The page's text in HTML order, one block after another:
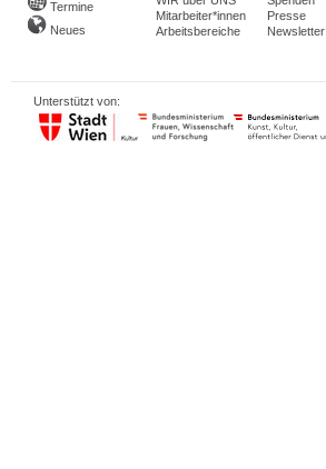
Termine
Neues
Mitarbeiter*innen
Arbeitsbereiche
Presse
Newsletter
Unterstützt von: